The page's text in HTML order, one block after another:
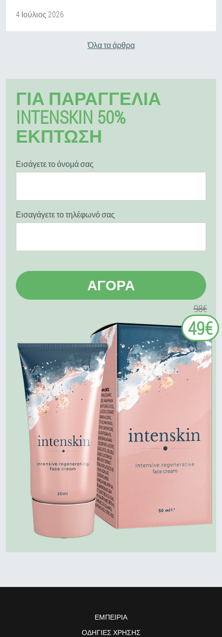
4 Ιούλιος 2026
Όλα τα άρθρα
ΓΙΑ ΠΑΡΑΓΓΕΛΊΑ
INTENSKIN 50%
ΕΚΠΤΩΣΗ
Εισάγετε το όνομά σας
Εισαγάγετε το τηλέφωνό σας
ΑΓΟΡΆ
98€
49€
ΕΜΠΕΙΡΊΑ
ΟΔΗΓΊΕΣ ΧΡΉΣΗΣ